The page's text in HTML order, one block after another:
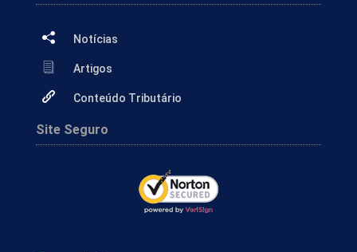
Notícias
Artigos
Conteúdo Tributário
Site Seguro